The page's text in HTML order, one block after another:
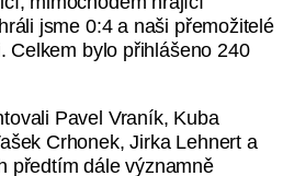
jsme 0:4 a naši přemožitelé
Celkem bylo přihlášeno 240
Pavel Vraník, Kuba
Crhonek, Jirka Lehnert a
předtím dále významně